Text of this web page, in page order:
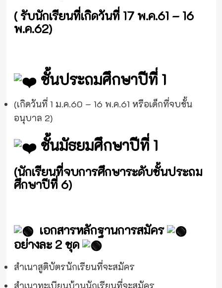
( รับนักเรียนที่เกิดวันที่ 17 พ.ค.61 – 16
พ.ค.62)
ชั้นประถมศึกษาปีที่ 1
(เกิดวันที่ 1 ม.ค.60 – 16 พ.ค.61 หรือเด็กที่จบชั้น
อนุบาล 2)
ชั้นมัธยมศึกษาปีที่ 1
(นักเรียนที่จบการศึกษาระดับชั้นประถม
ศึกษาปีที่ 6)
เอกสารหลักฐานการสมัคร
อย่างละ 2 ชุด
สำเนาสูติบัตรนักเรียนที่จะสมัคร
สำเนาทะเบียนบ้านนักเรียนที่จะสมัคร